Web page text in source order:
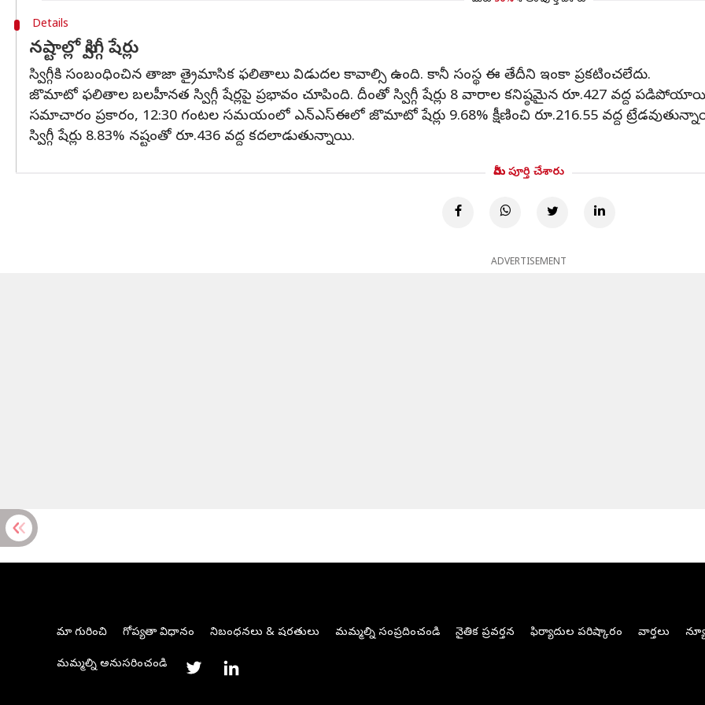
Details
నష్టాల్లో స్విగ్గీ షేర్లు
స్విగ్గీకి సంబంధించిన తాజా త్రైమాసిక ఫలితాలు విడుదల కావాల్సి ఉంది. కానీ సంస్థ ఈ తేదీని ఇంకా ప్రకటించలేదు.
జొమాటో ఫలితాల బలహీనత స్విగ్గీ షేర్లపై ప్రభావం చూపింది. దీంతో స్విగ్గీ షేర్లు 8 వారాల కనిష్ఠమైన రూ.427 వద్ద
సమాచారం ప్రకారం, 12:30 గంటల సమయంలో ఎన్‌ఎస్‌ఈలో జొమాటో షేర్లు 9.68% క్షీణించి రూ.216.55 వద్ద
స్విగ్గీ షేర్లు 8.83% నష్టంతో రూ.436 వద్ద కదలాడుతున్నాయి.
మీరు పూర్తి చేశారు
ADVERTISEMENT
మా గురించి గోప్యతా విధానం నిబంధనలు & షరతులు మమ్మల్ని సంప్రదించండి నైతిక ప్రవర్తన ఫిర్యాదుల పరిష్కారం వార్తలు
మమ్మల్ని అనుసరించండి